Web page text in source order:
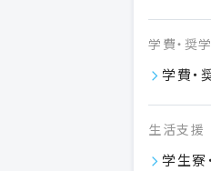
学費・奨
学費・
生活支援
学生寮
卒業生
日本大学歯学部附